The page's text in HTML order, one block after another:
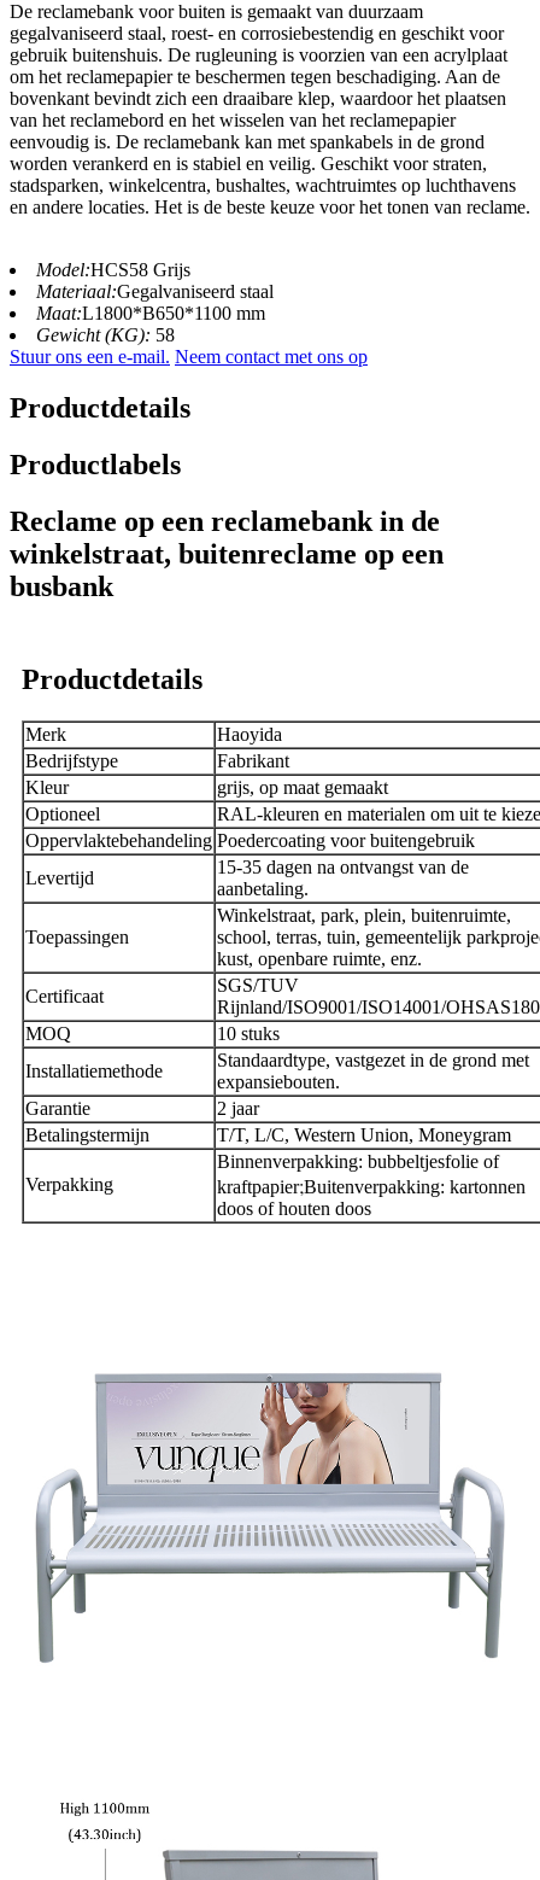
De reclamebank voor buiten is gemaakt van duurzaam
gegalvaniseerd staal, roest- en corrosiebestendig en geschikt voor
gebruik buitenshuis. De rugleuning is voorzien van een acrylplaat
om het reclamepapier te beschermen tegen beschadiging. Aan de
bovenkant bevindt zich een draaibare klep, waardoor het plaatsen
van het reclamebord en het wisselen van het reclamepapier
eenvoudig is. De reclamebank kan met spankabels in de grond
worden verankerd en is stabiel en veilig. Geschikt voor straten,
stadsparken, winkelcentra, bushaltes, wachtruimtes op luchthavens
en andere locaties. Het is de beste keuze voor het tonen van reclame.
Model:HCS58 Grijs
Materiaal:Gegalvaniseerd staal
Maat:L1800*B650*1100 mm
Gewicht (KG): 58
Stuur ons een e-mail. Neem contact met ons op
Productdetails
Productlabels
Reclame op een reclamebank in de
winkelstraat, buitenreclame op een
busbank
Productdetails
Merk
Haoyida
Bedrijfstype
Fabrikant
Kleur
grijs, op maat gemaakt
Optioneel
RAL-kleuren en materialen om uit te
Oppervlaktebehandeling Poedercoating voor buitengebruik
Levertijd
15-35 dagen na ontvangst van de
aanbetaling.
Toepassingen
Winkelstraat, park, plein, buitenruimte,
school, terras, tuin, gemeentelijk
kust, openbare ruimte, enz.
Certificaat
SGS/TUV
Rijnland/ISO9001/ISO14001/
MOQ
10 stuks
Installatiemethode
Standaardtype, vastgezet in de grond met
expansiebouten.
Garantie
2 jaar
Betalingstermijn
T/T, L/C, Western Union, Moneygram
Verpakking
Binnenverpakking: bubbeltjesfolie of
kraftpapier;Buitenverpakking: kartonnen
doos of houten doos